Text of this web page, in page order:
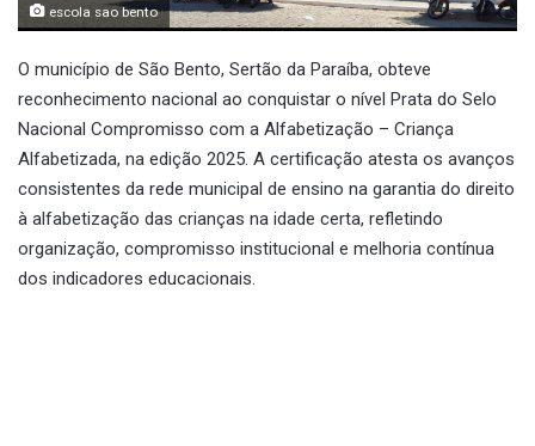
escola sao bento
O município de São Bento, Sertão da Paraíba, obteve
reconhecimento nacional ao conquistar o nível Prata do Selo
Nacional Compromisso com a Alfabetização – Criança
Alfabetizada, na edição 2025. A certificação atesta os avanços
consistentes da rede municipal de ensino na garantia do direito
à alfabetização das crianças na idade certa, refletindo
organização, compromisso institucional e melhoria contínua
dos indicadores educacionais.